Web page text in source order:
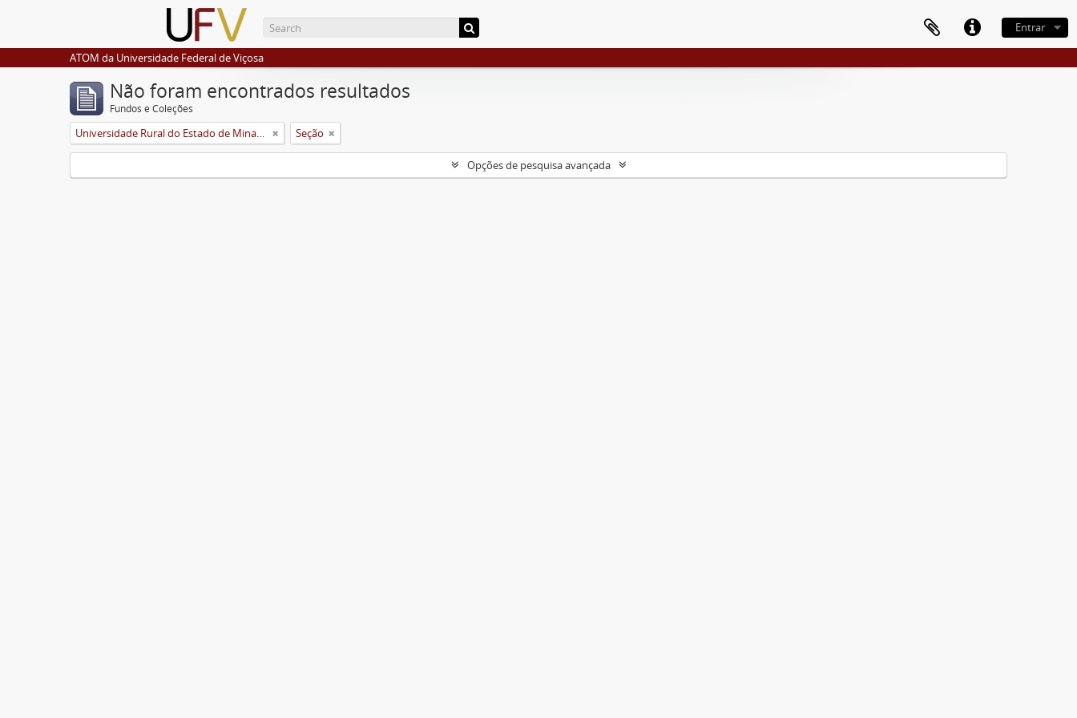
Entrar
ATOM da Universidade Federal de Viçosa
Não foram encontrados resultados
Fundos e Coleções
Universidade Rural do Estado de Minas Gerais (Uremg) Seção
Opções de pesquisa avançada